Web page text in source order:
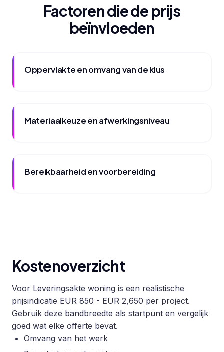
Factoren die de prijs
beïnvloeden
Oppervlakte en omvang van de klus
Materiaalkeuze en afwerkingsniveau
Bereikbaarheid en voorbereiding
Kostenoverzicht
Voor Leveringsakte woning is een realistische
prijsindicatie EUR 850 - EUR 2,650 per project.
Gebruik deze bandbreedte als startpunt en vergelijk
goed wat elke offerte bevat.
Omvang van het werk